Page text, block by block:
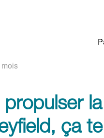
mois
propulser la
ça